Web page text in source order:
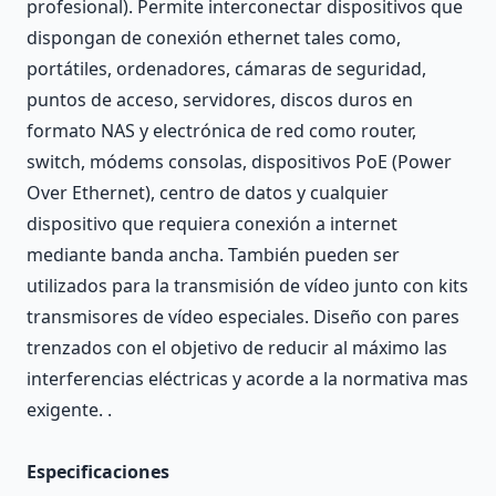
profesional). Permite interconectar dispositivos que
dispongan de conexión ethernet tales como,
portátiles, ordenadores, cámaras de seguridad,
puntos de acceso, servidores, discos duros en
formato NAS y electrónica de red como router,
switch, módems consolas, dispositivos PoE (Power
Over Ethernet), centro de datos y cualquier
dispositivo que requiera conexión a internet
mediante banda ancha. También pueden ser
utilizados para la transmisión de vídeo junto con kits
transmisores de vídeo especiales. Diseño con pares
trenzados con el objetivo de reducir al máximo las
interferencias eléctricas y acorde a la normativa mas
exigente. .
Especificaciones